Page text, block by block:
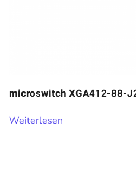
microswitch XGA412-88-
Weiterlesen